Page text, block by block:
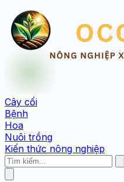
Cây cối
Bệnh
Hoa
Nuôi trồng
Kiến thức nông nghiệp